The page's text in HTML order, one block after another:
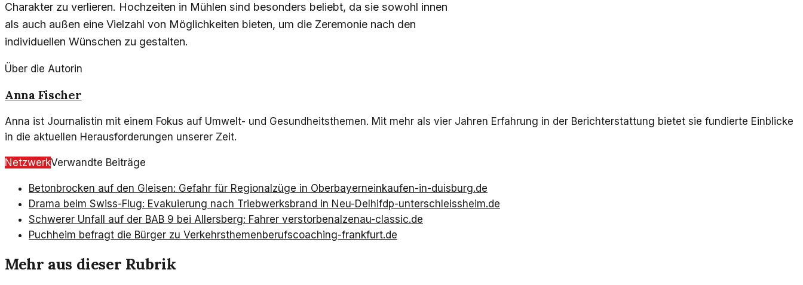
Charakter zu verlieren. Hochzeiten in Mühlen sind besonders beliebt, da sie sowohl innen
als auch außen eine Vielzahl von Möglichkeiten bieten, um die Zeremonie nach den
individuellen Wünschen zu gestalten.
Über die Autorin
Anna Fischer
Anna ist Journalistin mit einem Fokus auf Umwelt- und Gesundheitsthemen. Mit mehr als vier Jahren Erfahrung in der Berichterstattung bietet sie fundierte Einblicke
in die aktuellen Herausforderungen unserer Zeit.
NetzwerkVerwandte Beiträge
Betonbrocken auf den Gleisen: Gefahr für Regionalzüge in Oberbayerneinkaufen-in-duisburg.de
Drama beim Swiss-Flug: Evakuierung nach Triebwerksbrand in Neu-Delhifdp-unterschleissheim.de
Schwerer Unfall auf der BAB 9 bei Allersberg: Fahrer verstorbenalzenau-classic.de
Puchheim befragt die Bürger zu Verkehrsthemenberufscoaching-frankfurt.de
Mehr aus dieser Rubrik